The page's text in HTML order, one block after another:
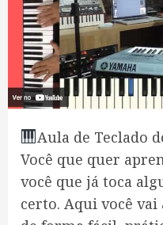
Aula de Teclado
Você que quer
você que já toca
certo. Aqui você